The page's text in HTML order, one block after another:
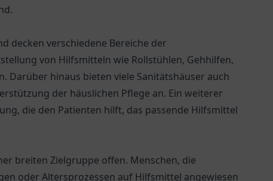
decken verschiedene Bereiche der
von Hilfsmitteln wie Rollstühlen, Gehhilfen,
Darüber hinaus bieten viele Sanitätshäuser auch
der häuslichen Pflege an. Ein weiterer
die den Patienten hilft, das passende Hilfsmittel
breiten Zielgruppe offen. Menschen, die
oder Altersprozessen auf Hilfsmittel angewiesen